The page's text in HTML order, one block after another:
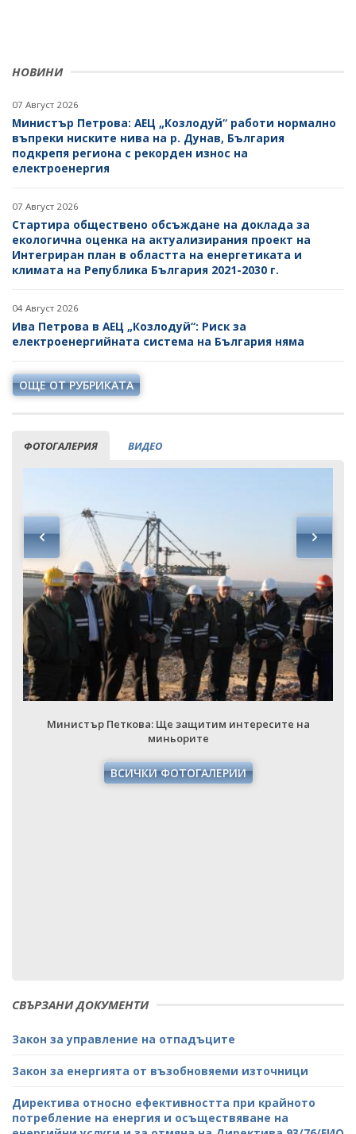
НОВИНИ
07 Август 2026
Министър Петрова: АЕЦ „Козлодуй“ работи нормално
въпреки ниските нива на р. Дунав, България
подкрепя региона с рекорден износ на
електроенергия
07 Август 2026
Стартира обществено обсъждане на доклада за
екологична оценка на актуализирания проект на
Интегриран план в областта на енергетиката и
климата на Република България 2021-2030 г.
04 Август 2026
Ива Петрова в АЕЦ „Козлодуй“: Риск за
електроенергийната система на България няма
ОЩЕ ОТ РУБРИКАТА
ФОТОГАЛЕРИЯ ВИДЕО
Министър Петкова: Ще защитим интересите на
миньорите
ВСИЧКИ ФОТОГАЛЕРИИ
СВЪРЗАНИ ДОКУМЕНТИ
Закон за управление на отпадъците
Закон за енергията от възобновяеми източници
Директива относно ефективността при крайното
потребление на енергия и осъществяване на